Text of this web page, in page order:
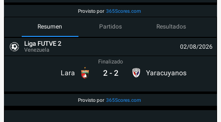
Provisto por 365Scores.com
Resumen Partidos Resultados
Liga FUTVE 2
Venezuela 02/08/2026
Lara
Finalizado
2 - 2 Yaracuyanos
Provisto por 365Scores.com